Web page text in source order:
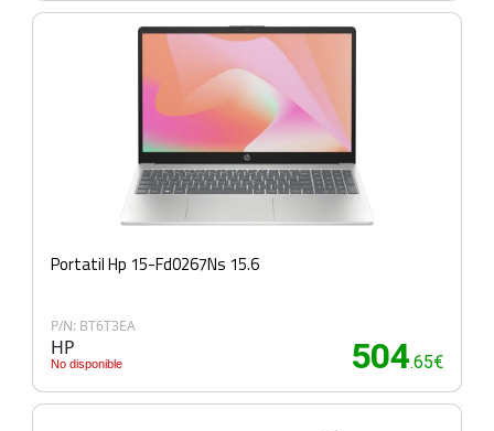
Portatil Hp 15-Fd0267Ns 15.6
P/N: BT6T3EA
HP
No disponible 504.65€